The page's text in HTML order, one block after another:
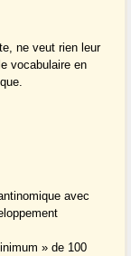
ne veut rien leur
vocabulaire en
avec
» de 100